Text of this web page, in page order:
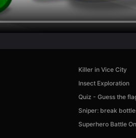
Killer in Vice City
Insect Exploration
Quiz - Guess the
Sniper: break
Superhero Battle